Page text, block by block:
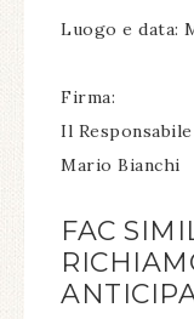
Luogo e data:
Firma:
Il
Mario Bianchi
FAC